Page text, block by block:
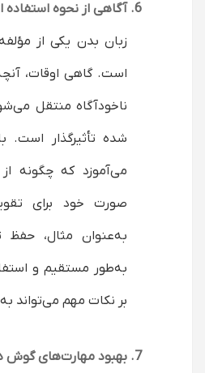
آگاهی از نحوه استفاده
زبان بدن یکی از
است. گاهی اوقات،
ناخودآگاه منتقل
شده تأثیرگذار است.
می‌آموزد که چگونه
صورت خود برای
به‌عنوان مثال،
به‌طور مستقیم و
بر نکات مهم می‌تواند
بهبود مهارت‌های گوش